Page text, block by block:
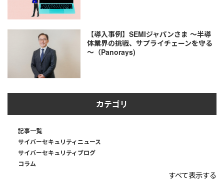
【導入事例】SEMIジャパンさま ～半導
体業界の挑戦、サプライチェーンを守る
～（Panorays)
カテゴリ
記事一覧
サイバーセキュリティニュース
サイバーセキュリティブログ
コラム
すべて表示する